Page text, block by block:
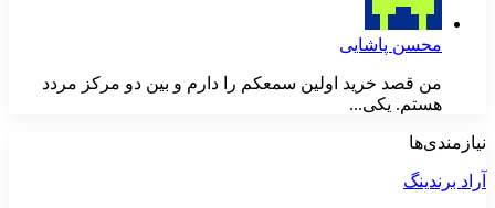
محسن پاشایی
من قصد خرید اولین سمعکم را دارم و بین دو مرکز مردد
هستم. یکی...
نیازمندی‌ها
آراد برندینگ